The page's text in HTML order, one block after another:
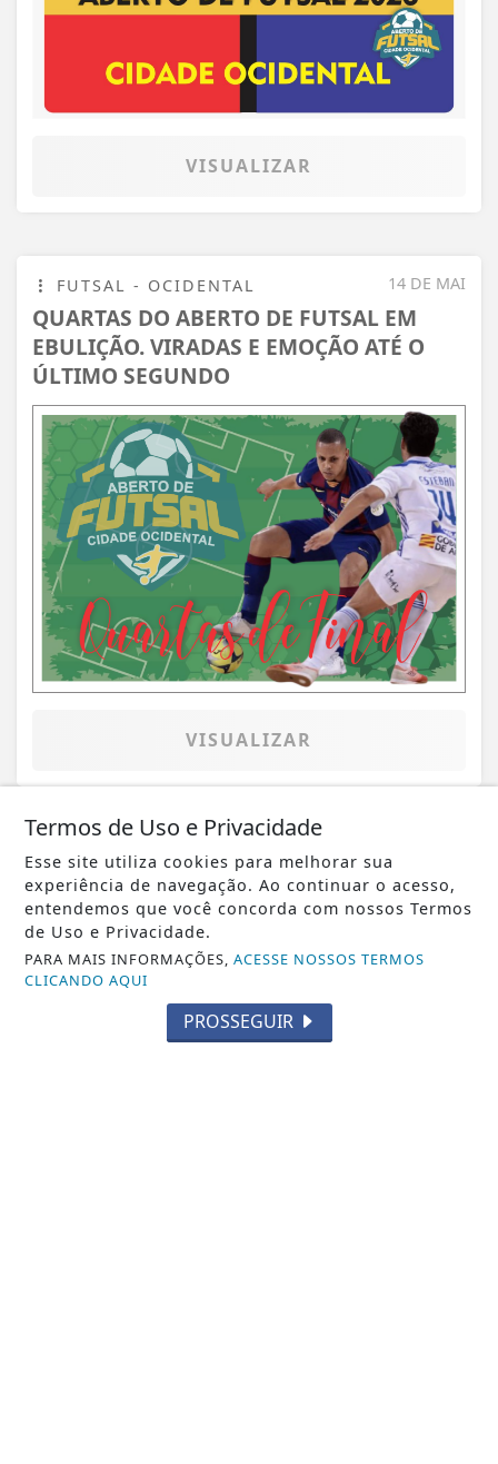
VISUALIZAR
14 DE MAI
FUTSAL - OCIDENTAL
QUARTAS DO ABERTO DE FUTSAL EM
EBULIÇÃO. VIRADAS E EMOÇÃO ATÉ O
ÚLTIMO SEGUNDO
VISUALIZAR
08 DE MAI
FUTSAL - OCIDENTAL
NOITE INSANA NO FUTSAL DA
OCIDENTAL. JOGO HISTÓRICO
INCENDEIA A CIDADE
Termos de Uso e Privacidade
Esse site utiliza cookies para melhorar sua
experiência de navegação. Ao continuar o acesso,
entendemos que você concorda com nossos Termos
de Uso e Privacidade.
PARA MAIS INFORMAÇÕES,ACESSE NOSSOS TERMOS
CLICANDO AQUI
PROSSEGUIR